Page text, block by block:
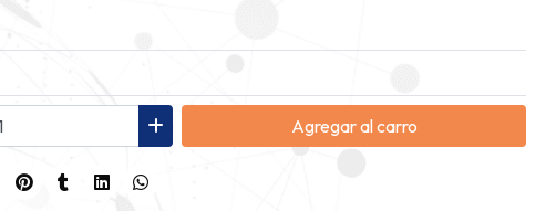
Agregaral carro